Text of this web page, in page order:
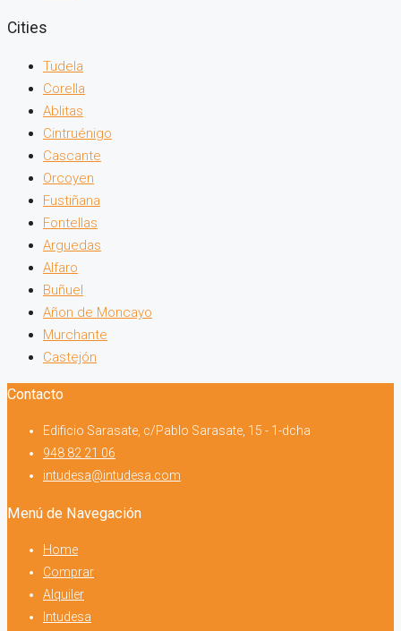
Cities
Tudela
Corella
Ablitas
Cintruénigo
Cascante
Orcoyen
Fustiñana
Fontellas
Arguedas
Alfaro
Buñuel
Añon de Moncayo
Murchante
Castejón
Contacto
Edificio Sarasate, c/Pablo Sarasate, 15 - 1-dcha
948 82 21 06
intudesa@intudesa.com
Menú de Navegación
Home
Comprar
Alquiler
Intudesa